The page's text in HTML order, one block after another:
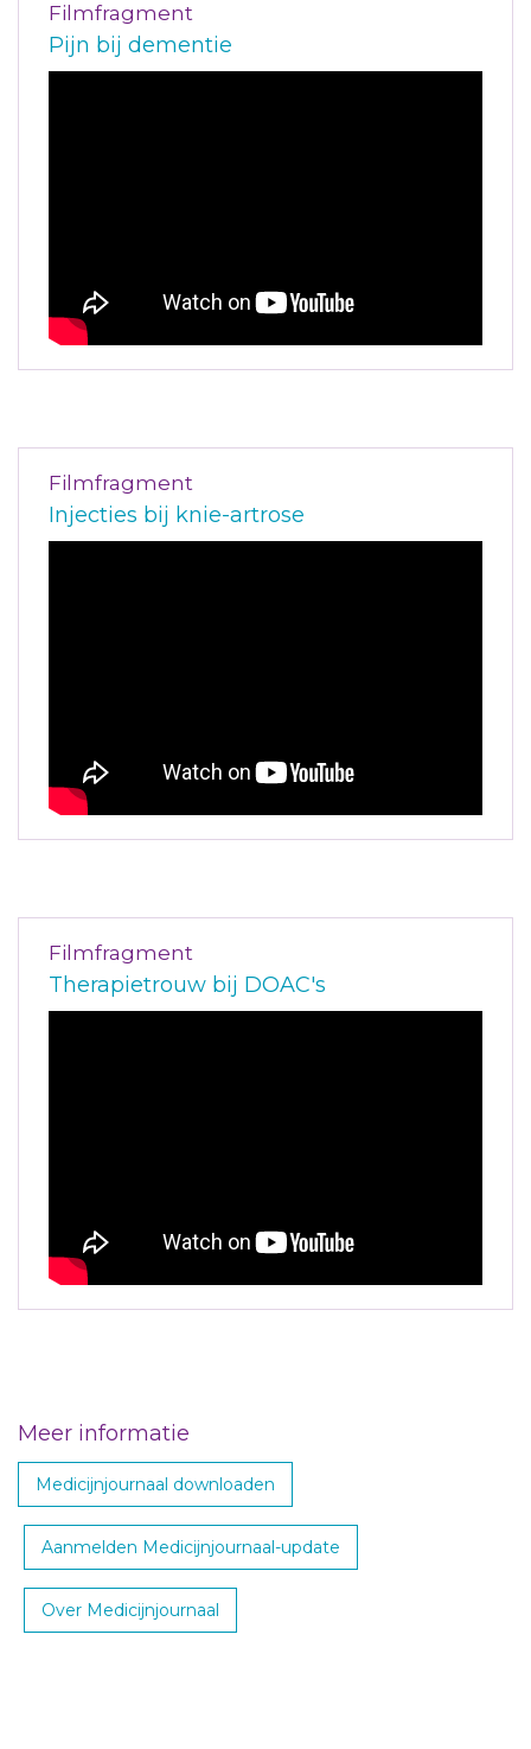
Filmfragment
Pijn bij dementie
Filmfragment
Injecties bij knie-artrose
Filmfragment
Therapietrouw bij DOAC's
Meer informatie
Medicijnjournaal downloaden
Aanmelden Medicijnjournaal-update
Over Medicijnjournaal